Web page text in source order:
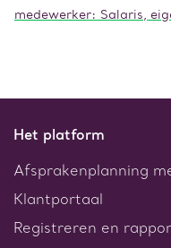
medewerker: Salaris,
Het platform
Afsprakenplanning
Klantportaal
Registreren en